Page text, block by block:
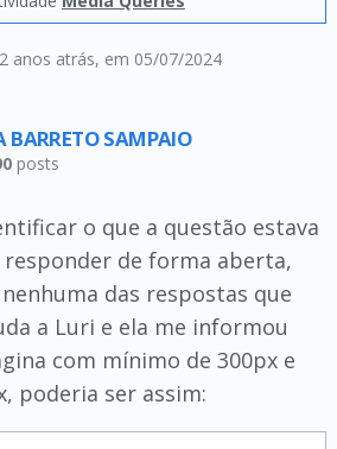
anos atrás, em 05/07/2024
BARRETO SAMPAIO
posts
o que a questão estava
responder de forma aberta,
das respostas que
a Luri e ela me informou
com mínimo de 300px e
poderia ser assim: